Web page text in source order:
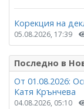
Корекция на
05.08.2026, 17:39
Последно в
От 01.08.2026:
Катя Крънчева
04.08.2026, 05:10